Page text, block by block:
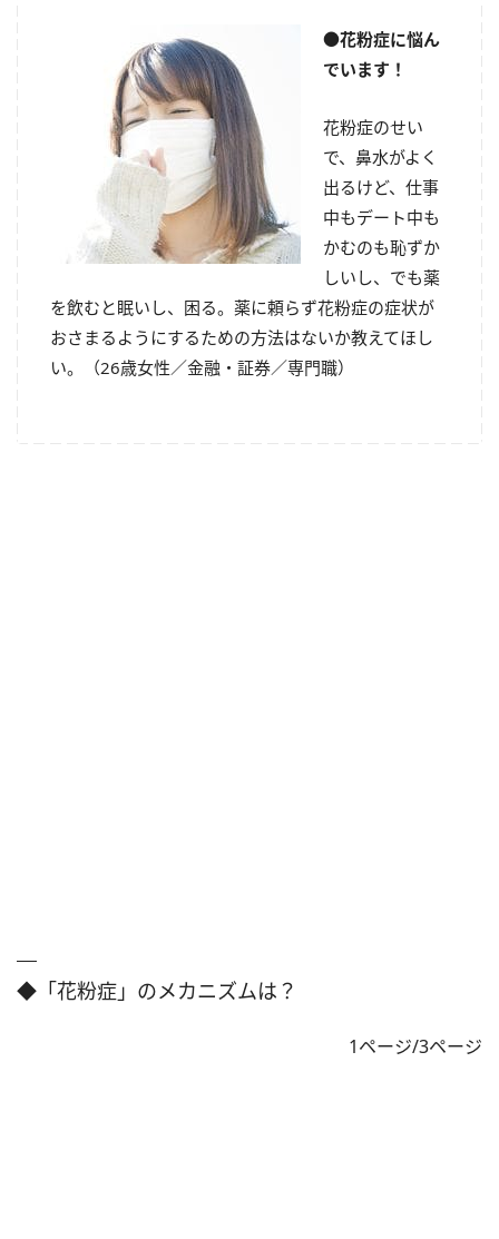
●花粉症に悩ん
でいます！
花粉症のせい
で、鼻水がよく
出るけど、仕事
中もデート中も
かむのも恥ずか
しいし、でも薬
を飲むと眠いし、困る。薬に頼らず花粉症の症状が
おさまるようにするための方法はないか教えてほし
い。（26歳女性／金融・証券／専門職）
◆「花粉症」のメカニズムは？
1ページ/3ページ